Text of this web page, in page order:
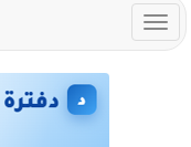
Toggle
navigation